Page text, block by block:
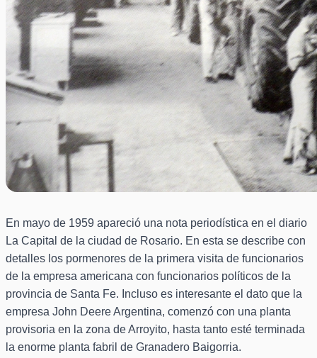
En mayo de 1959 apareció una nota periodística en el diario
La Capital de la ciudad de Rosario. En esta se describe con
detalles los pormenores de la primera visita de funcionarios
de la empresa americana con funcionarios políticos de la
provincia de Santa Fe. Incluso es interesante el dato que la
empresa John Deere Argentina, comenzó con una planta
provisoria en la zona de Arroyito, hasta tanto esté terminada
la enorme planta fabril de Granadero Baigorria.